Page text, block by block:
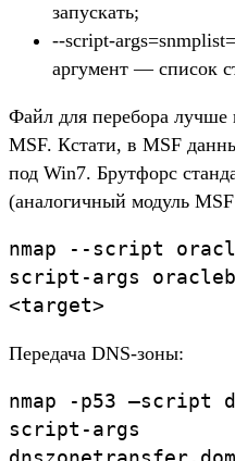
запускать;
--script-
аргумент — список
Файл для перебора лучше
MSF. Кстати, в MSF
под Win7. Брутфорс
(аналогичный модуль
nmap --script
script-args
<target>
Передача DNS-зоны:
nmap -p53 –script
script-args